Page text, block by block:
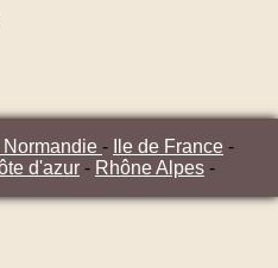
Normandie - Ile de France -
d'azur - Rhône Alpes -